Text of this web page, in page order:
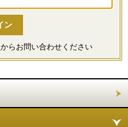
からお問い合わせください